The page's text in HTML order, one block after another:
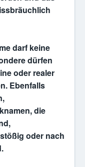
darf keine
dürfen
oder realer
Ebenfalls
die
oder nach